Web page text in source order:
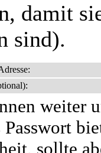
damit
sind).
weiter
Passwort
sollte